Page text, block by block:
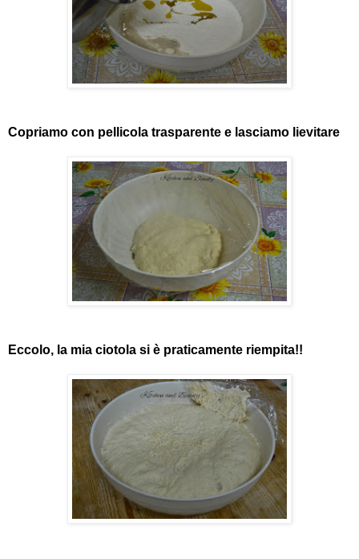
Copriamo con pellicola trasparente e lasciamo lievitare
Eccolo, la mia ciotola si è praticamente riempita!!